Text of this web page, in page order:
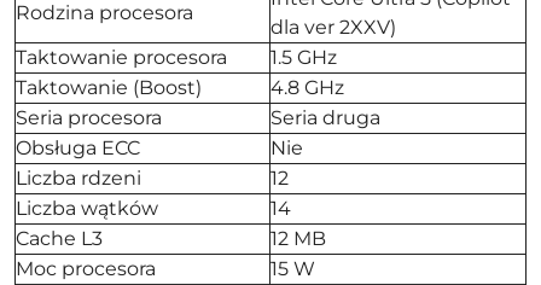
Rodzina procesora
dla ver 2XXV)
Taktowanie procesora
1.5 GHz
Taktowanie (Boost)
4.8 GHz
Seria procesora
Seria druga
Obsługa ECC
Nie
Liczba rdzeni
12
Liczba wątków
14
Cache L3
12 MB
Moc procesora
15 W